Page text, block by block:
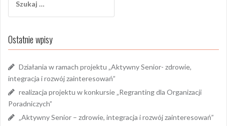
Ostatnie wpisy
Działania w ramach projektu „Aktywny Senior- zdrowie,
integracja i rozwój zainteresowań”
realizacja projektu w konkursie „Regranting dla Organizacji
Poradniczych”
„Aktywny Senior – zdrowie, integracja i rozwój zainteresowań”